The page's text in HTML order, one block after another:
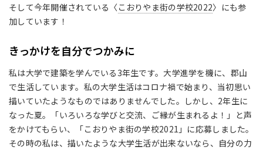
そして今年開催されている〈 こおりやま街の学校2022〉にも参
加しています！
きっかけを自分でつかみに
私は大学で建築を学んでいる3年生です。大学進学を機に、郡山
で生活しています。私の大学生活はコロナ禍で始まり、当初思い
描いていたようなものではありませんでした。しかし、2年生に
なった夏。「いろいろな学びと交流、ご縁が生まれるよ！」と声
をかけてもらい、「こおりやま街の学校2021」に応募しました。
その時の私は、描いたような大学生活が出来ないなら、自分の力